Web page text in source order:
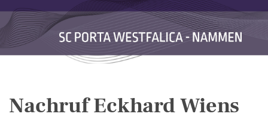
Nachruf Eckhard Wiens